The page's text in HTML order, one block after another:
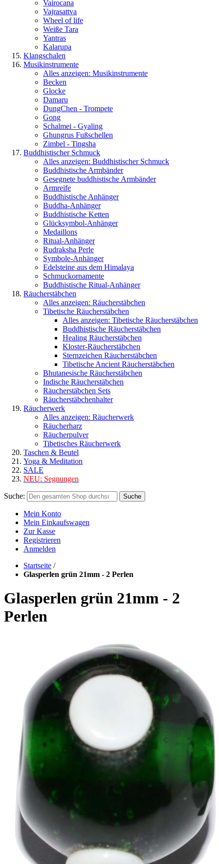
Vairocana
Vajrasattva
Wheel of life
Weiße Tara
Yantras
Kalarupa
Klangschalen
Musikinstrumente
Alles anzeigen: Musikinstrumente
Becken
Glocke
Damaru
DungChen - Trompete
Gong
Schalmei - Gyaling
Ghungrus Fußschellen
Zimbel - Tingsha
Buddhistischer Schmuck
Alles anzeigen: Buddhistischer Schmuck
Buddhistische Armbänder
Gesegnete buddhistische Armbänder
Armreife
Buddhistische Anhänger
Buddha-Anhänger
Buddhistische Ketten
Glücksymbol-Anhänger
Medaillons
Ritual-Anhänger
Rudraksha Perle
Symbole-Anhänger
Edelsteine aus dem Himalaya
Schmuckornamente
Buddhistische Ritual-Anhänger
Räucherstäbchen
Alles anzeigen: Räucherstäbchen
Tibetische Räucherstäbchen
Alles anzeigen: Tibetische Räucherstäbchen
Buddhistische Räucherstäbchen
Healing Räucherstäbchen
Kloster-Räucherstäbchen
Sternzeichen Räucherstäbchen
Tibetische Ancient Räucherstäbchen
Bhutanesische Räucherstäbchen
Indische Räucherstäbchen
Räucherstäbchen Sets
Räucherstäbchenhalter
Räucherwerk
Alles anzeigen: Räucherwerk
Räucherharz
Räucherpulver
Tibetisches Räucherwerk
Taschen & Beutel
Yoga & Meditation
SALE
NEU: Segnungen
Suche: Suche
Mein Konto
Mein Einkaufswagen
Zur Kasse
Registrieren
Anmelden
Startseite /
Glasperlen grün 21mm - 2 Perlen
Glasperlen grün 21mm - 2
Perlen